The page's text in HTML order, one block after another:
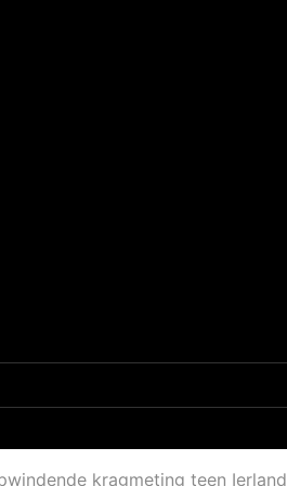
kragmeting teen Ierland